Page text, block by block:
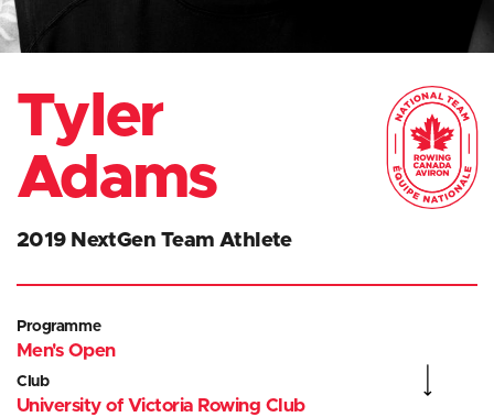
Tyler
Adams
2019 NextGen Team Athlete
Programme
Men's Open
Club
University of Victoria Rowing Club